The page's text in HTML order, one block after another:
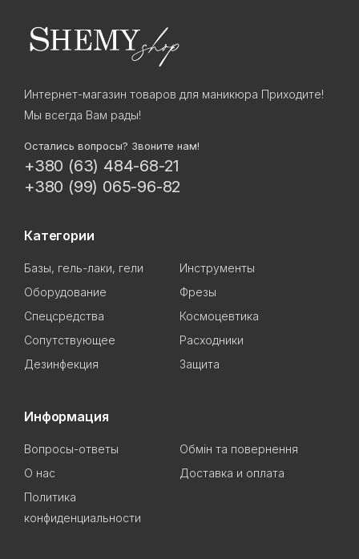
Интернет-магазин товаров для маникюра Приходите!
Мы всегда Вам рады!
Остались вопросы? Звоните нам!
+380 (63) 484-68-21
+380 (99) 065-96-82
Категории
Базы, гель-лаки, гели
Инструменты
Оборудование
Фрезы
Спецсредства
Космоцевтика
Сопутствующее
Расходники
Дезинфекция
Защита
Информация
Вопросы-ответы
Обмін та повернення
О нас
Доставка и оплата
Политика
конфиденциальности